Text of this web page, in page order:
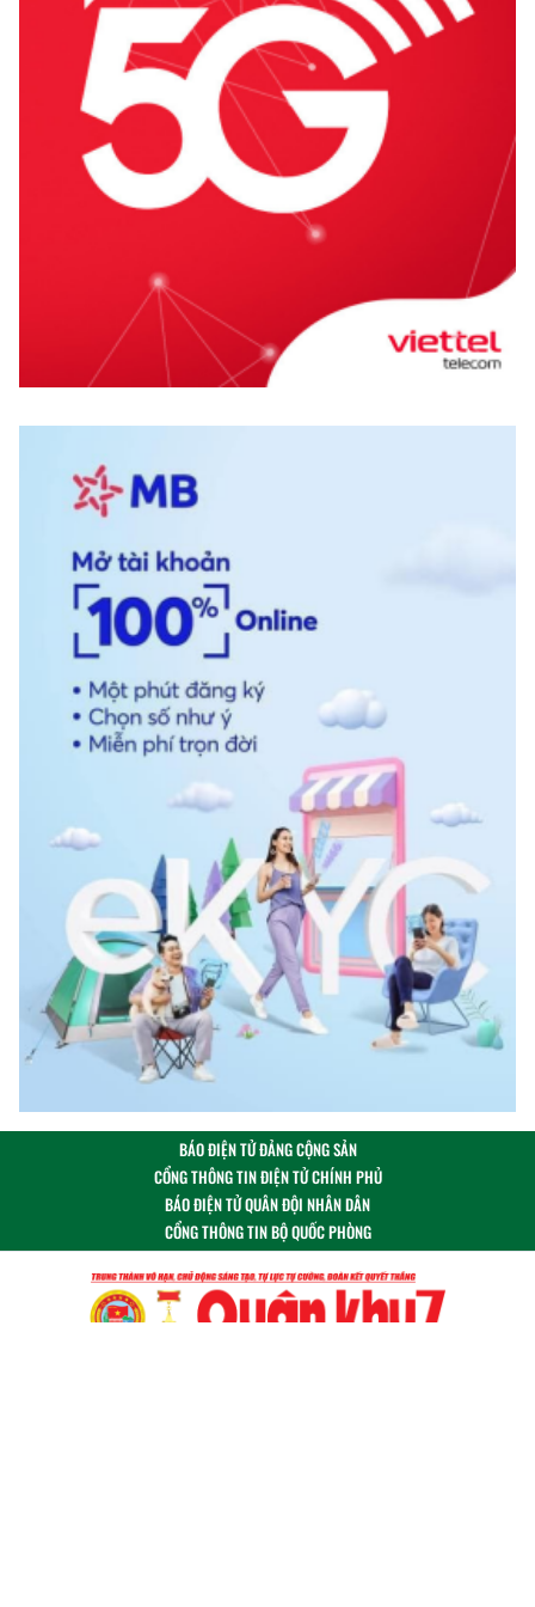
BÁO ĐIỆN TỬ ĐẢNG CỘNG SẢN
CỔNG THÔNG TIN ĐIỆN TỬ CHÍNH PHỦ
BÁO ĐIỆN TỬ QUÂN ĐỘI NHÂN DÂN
CỔNG THÔNG TIN BỘ QUỐC PHÒNG